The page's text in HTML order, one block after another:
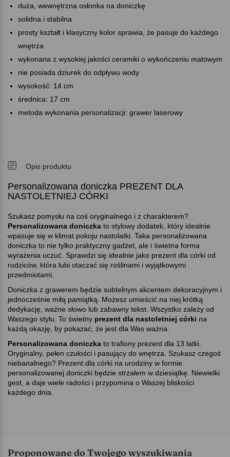
duża, wewnętrzna osłonka na doniczkę
solidna i stabilna
prosty kształt i klasyczny kolor sprawia, że pasuje do każdego
wnętrza
wykonana z wysokiej jakości ceramiki o wykończeniu matowym
nie posiada dziurek do odpływu wody
wysokość: 14 cm
średnica: 17 cm
metoda wykonania personalizacji: grawer laserowy
Opis produktu
Personalizowana doniczka PREZENT DLA
NASTOLETNIEJ CÓRKI
Szukasz pomysłu na coś oryginalnego i z charakterem
Personalizowana doniczka to stylowy dodatek, który idealnie
wpasuje się w klimat pokoju nastolatki. Taka personalizowana
doniczka to nie tylko praktyczny gadżet, ale i świetna forma
wyrażenia uczuć. Sprawdzi się idealnie jako prezent dla córki od
rodziców, która lubi otaczać się roślinami i wyjątkowymi
przedmiotami.
Doniczka z grawerem będzie subtelnym akcentem dekoracyjnym i
jednocześnie miłą pamiątką. Możesz umieścić na niej krótką
dedykację, ważne słowo lub zabawny tekst. Wszystko zależy od
Waszego stylu. To świetny prezent dla nastoletniej córki na
każdą okazję, by pokazać, że jest dla Was ważna.
Personalizowana doniczka to trafiony prezent dla 13 latki.
Oryginalny, pełen czułości i pasujący do wnętrza. Szukasz czegoś
niebanalnego? Prezent dla córki na urodziny w formie
personalizowanej doniczki będzie strzałem w dziesiątkę. Niewielki
gest, a daje wiele radości i przypomina o Waszej bliskości
każdego dnia.
Proponowane do Twojego wyszukiwania